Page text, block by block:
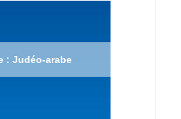
: Judéo-arabe